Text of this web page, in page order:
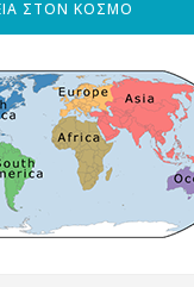
ΣΤΟΝ ΚΟΣΜΟ